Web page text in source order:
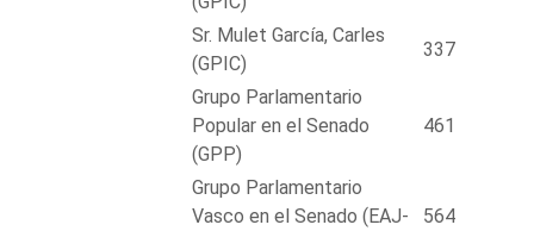
Sr. Mulet García, Carles
(GPIC)
337
Grupo Parlamentario
Popular en el Senado
(GPP)
461
Grupo Parlamentario
Vasco en el Senado (EAJ-
564